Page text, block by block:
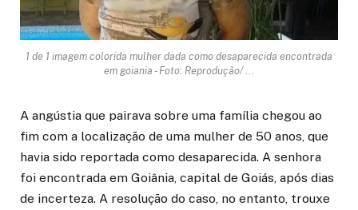
1 de 1 imagem colorida mulher dada como desaparecida encontrada
em goiania - Foto: Reprodução/ ...
A angústia que pairava sobre uma família chegou ao
fim com a localização de uma mulher de 50 anos, que
havia sido reportada como desaparecida. A senhora
foi encontrada em Goiânia, capital de Goiás, após dias
de incerteza. A resolução do caso, no entanto, trouxe